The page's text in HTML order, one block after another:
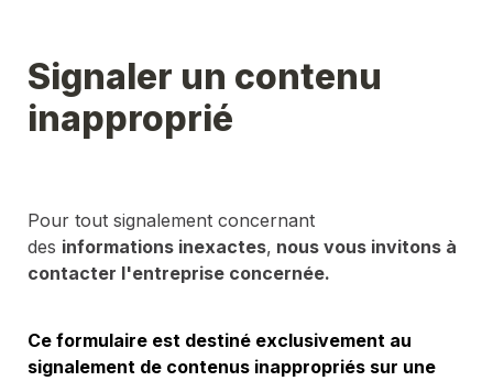
Signaler un contenu
inapproprié
Pour tout signalement concernant
des informations inexactes, nous vous invitons à
contacter l'entreprise concernée.
Ce formulaire est destiné exclusivement au
signalement de contenus inappropriés sur une